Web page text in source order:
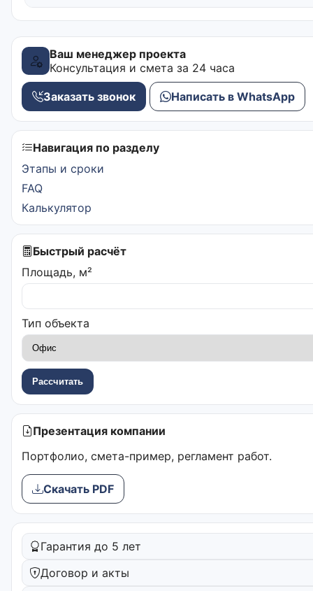
Ваш менеджер проекта
Консультация и смета за 24 часа
Заказать звонок Написать в WhatsApp
Навигация по разделу
Этапы и сроки
FAQ
Калькулятор
Быстрый расчёт
Площадь, м²
Тип объекта
Рассчитать
Презентация компании
Портфолио, смета-пример, регламент работ.
Скачать PDF
Гарантия до 5 лет
Договор и акты